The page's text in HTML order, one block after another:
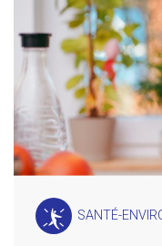
SANTÉ-